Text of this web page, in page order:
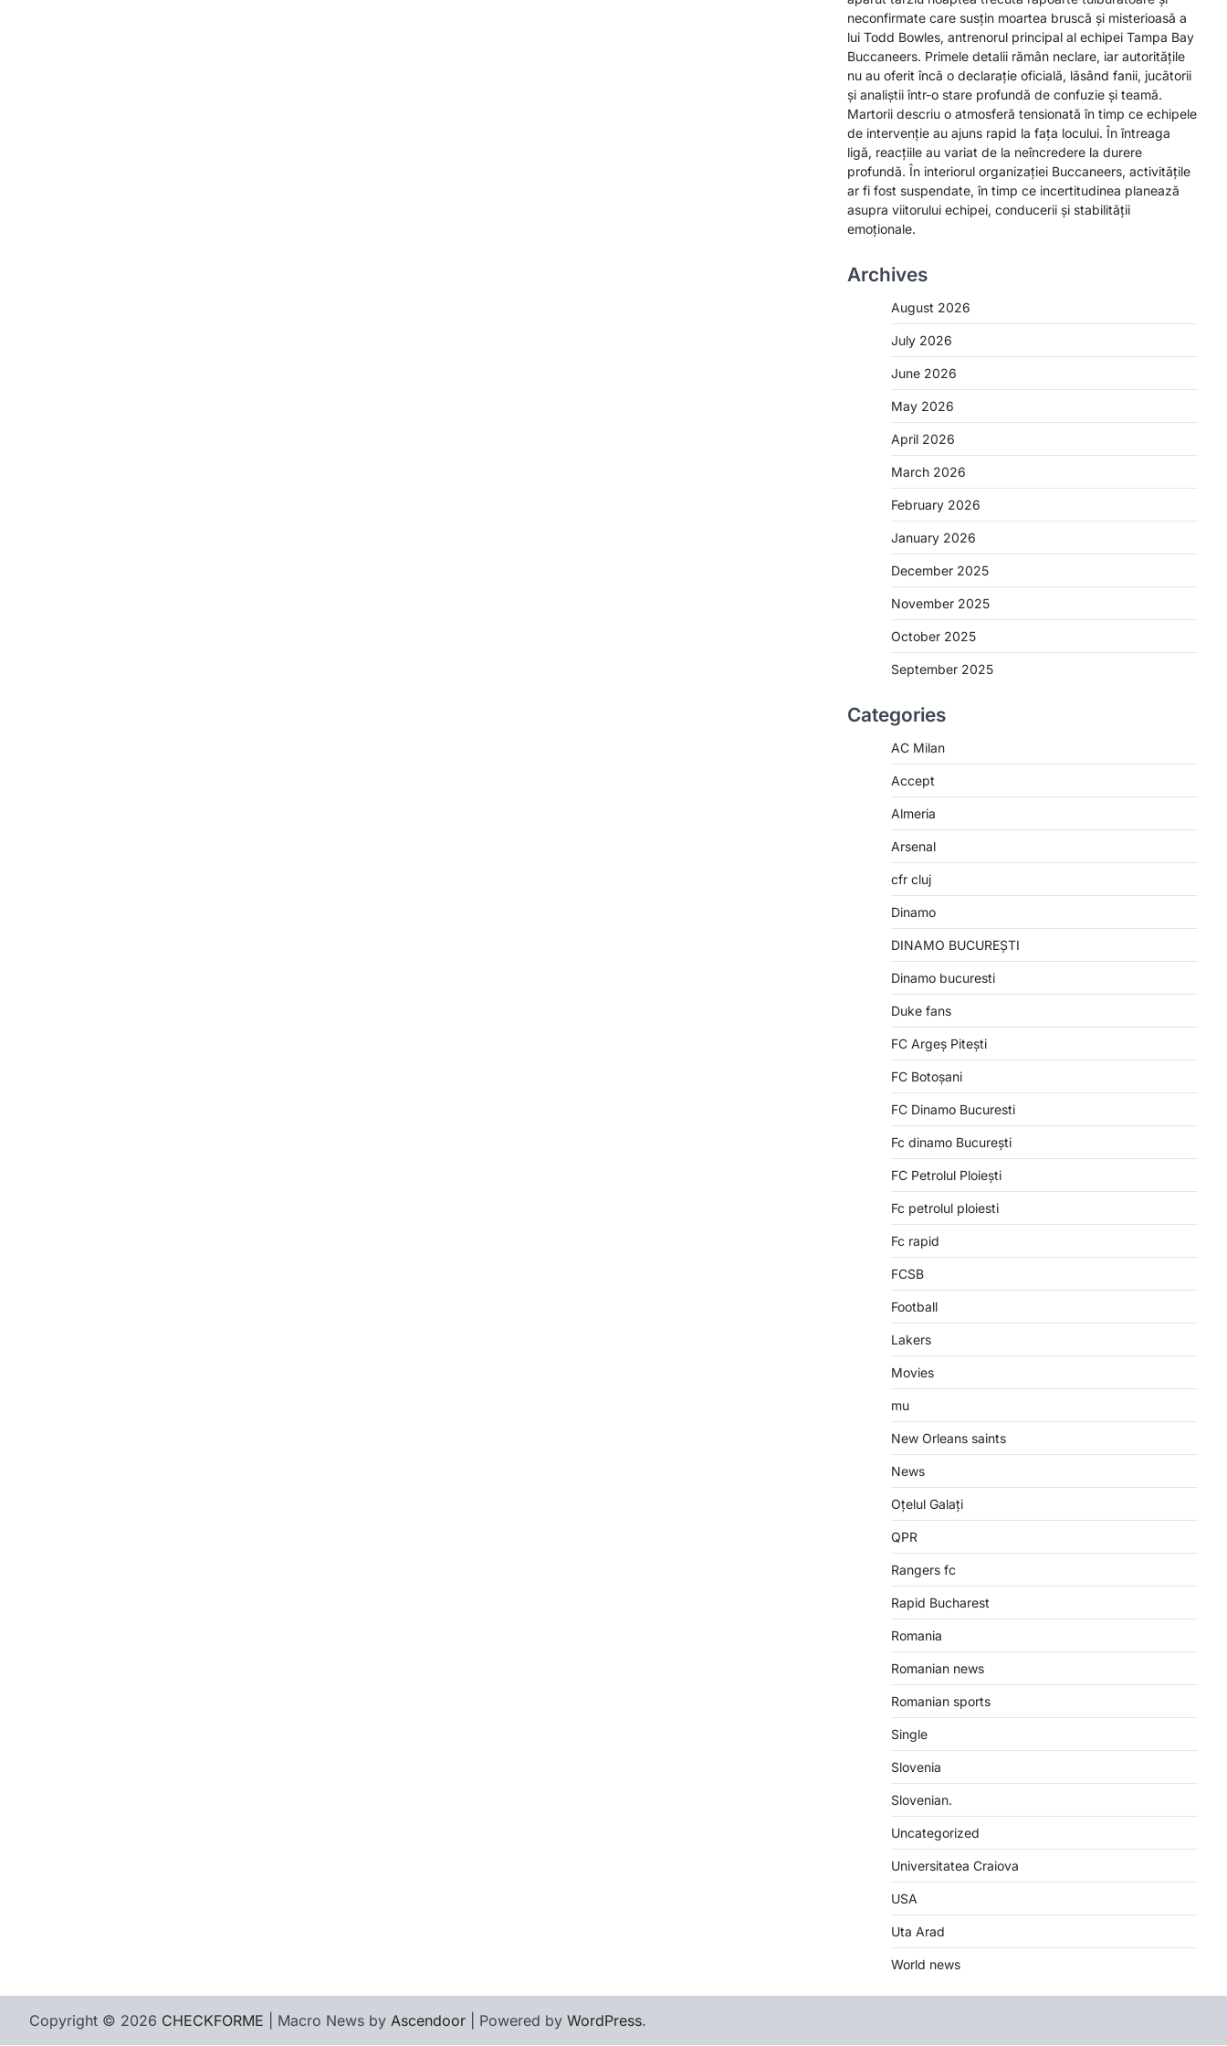
neconfirmate care susțin moartea bruscă și misterioasă a
lui Todd Bowles, antrenorul principal al echipei Tampa Bay
Buccaneers. Primele detalii rămân neclare, iar autoritățile
nu au oferit încă o declarație oficială, lăsând fanii, jucătorii
și analiștii într-o stare profundă de confuzie și teamă.
Martorii descriu o atmosferă tensionată în timp ce echipele
de intervenție au ajuns rapid la fața locului. În întreaga
ligă, reacțiile au variat de la neîncredere la durere
profundă. În interiorul organizației Buccaneers, activitățile
ar fi fost suspendate, în timp ce incertitudinea planează
asupra viitorului echipei, conducerii și stabilității
emoționale.
Archives
August 2026
July 2026
June 2026
May 2026
April 2026
March 2026
February 2026
January 2026
December 2025
November 2025
October 2025
September 2025
Categories
AC Milan
Accept
Almeria
Arsenal
cfr cluj
Dinamo
DINAMO BUCUREȘTI
Dinamo bucuresti
Duke fans
FC Argeș Pitești
FC Botoșani
FC Dinamo Bucuresti
Fc dinamo București
FC Petrolul Ploiești
Fc petrolul ploiesti
Fc rapid
FCSB
Football
Lakers
Movies
mu
New Orleans saints
News
Oțelul Galați
QPR
Rangers fc
Rapid Bucharest
Romania
Romanian news
Romanian sports
Single
Slovenia
Slovenian.
Uncategorized
Universitatea Craiova
USA
Uta Arad
World news
Copyright © 2026 CHECKFORME | Macro News by Ascendoor | Powered by WordPress.